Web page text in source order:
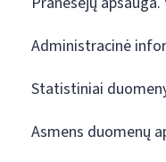
Administracinė
Statistiniai
Asmens duomenų